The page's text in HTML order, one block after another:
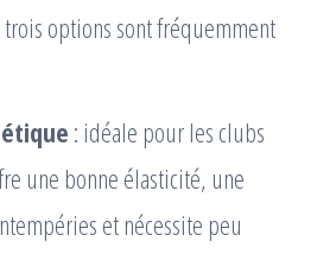
options sont fréquemment
: idéale pour les clubs
une bonne élasticité, une
et nécessite peu